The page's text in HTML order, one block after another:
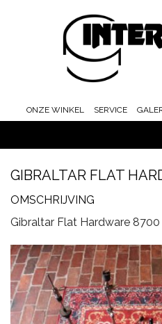
ONZE WINKEL SERVICE
HOME
DRUMS
ORCHESTRA EN MARCHING
GIBRALTAR FLAT
OMSCHRIJVING
Gibraltar Flat Hardware 8700